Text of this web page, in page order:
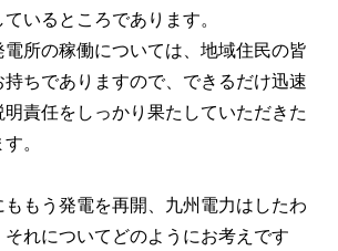
いるところであります。
所の稼働については、地域住民の皆
ちでありますので、できるだけ迅速
責任をしっかり果たしていただきた
。
もう発電を再開、九州電力はしたわ
れについてどのようにお考えです